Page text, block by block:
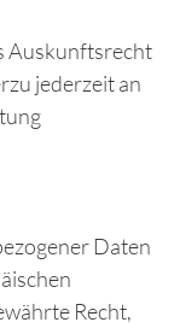
Auskunftsrecht
jederzeit an
Daten
Recht,